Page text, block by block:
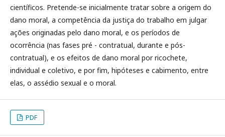
científicos. Pretende-se inicialmente tratar sobre a origem do
dano moral, a competência da justiça do trabalho em julgar
ações originadas pelo dano moral, e os períodos de
ocorrência (nas fases pré - contratual, durante e pós-
contratual), e os efeitos de dano moral por ricochete,
individual e coletivo, e por fim, hipóteses e cabimento, entre
elas, o assédio sexual e o moral.
PDF